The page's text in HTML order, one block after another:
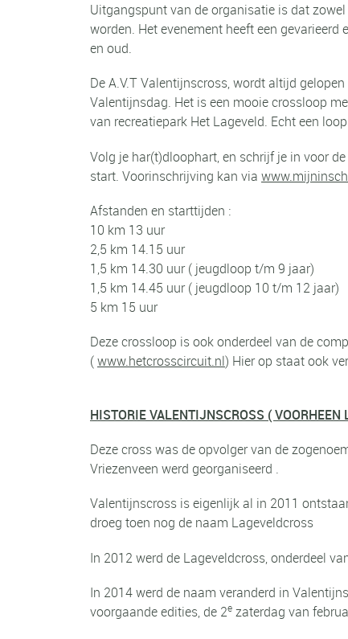
Uitgangspunt van de organisatie is dat
worden. Het evenement heeft een
en oud.
De A.V.T Valentijnscross, wordt altijd
Valentijnsdag. Het is een mooie crossloop
van recreatiepark Het Lageveld. Echt een
Volg je har(t)dloophart, en schrijf je in voor
start. Voorinschrijving kan via
Afstanden en starttijden :
10 km 13 uur
2,5 km 14.15 uur
1,5 km 14.30 uur ( jeugdloop t/m 9 jaar)
1,5 km 14.45 uur ( jeugdloop 10 t/m 12 jaar)
5 km 15 uur
Deze crossloop is ook onderdeel van de
(www.hetcrosscircuit.nl) Hier op staat ook
HISTORIE VALENTIJNSCROSS ( VOORHEEN
Deze cross was de opvolger van de
Vriezenveen werd georganiseerd .
Valentijnscross is eigenlijk al in 2011
droeg toen nog de naam Lageveldcross
In 2012 werd de Lageveldcross, onderdeel
In 2014 werd de naam veranderd in
voorgaande edities, de 2e zaterdag van